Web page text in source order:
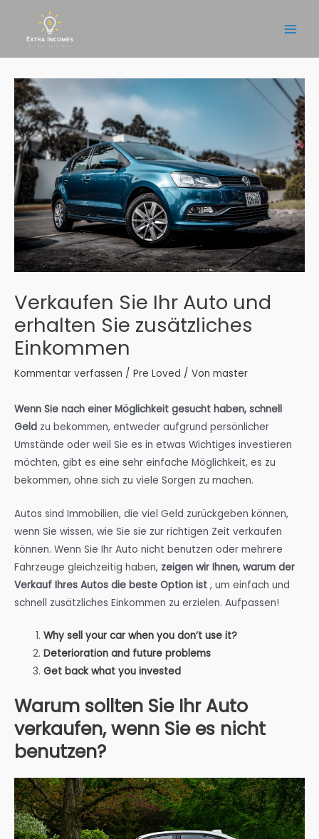
springen
Verkaufen Sie Ihr Auto und
erhalten Sie zusätzliches
Einkommen
Kommentar verfassen / Pre Loved / Von master
Wenn Sie nach einer Möglichkeit gesucht haben, schnell
Geld zu bekommen, entweder aufgrund persönlicher
Umstände oder weil Sie es in etwas Wichtiges investieren
möchten, gibt es eine sehr einfache Möglichkeit, es zu
bekommen, ohne sich zu viele Sorgen zu machen.
Autos sind Immobilien, die viel Geld zurückgeben können,
wenn Sie wissen, wie Sie sie zur richtigen Zeit verkaufen
können. Wenn Sie Ihr Auto nicht benutzen oder mehrere
Fahrzeuge gleichzeitig haben, zeigen wir Ihnen, warum der
Verkauf Ihres Autos die beste Option ist , um einfach und
schnell zusätzliches Einkommen zu erzielen. Aufpassen!
Why sell your car when you don’t use it?
Deterioration and future problems
Get back what you invested
Warum sollten Sie Ihr Auto
verkaufen, wenn Sie es nicht
benutzen?